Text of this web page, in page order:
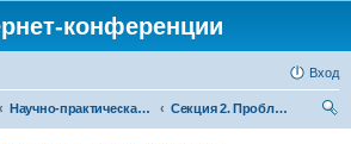
конференции
Вход
Научно-практическая интернет-конференция «Проблемы экономического роста и устойчивого развития территорий»
Секция 2. Проблемы и перспективы пространственного развития территорий